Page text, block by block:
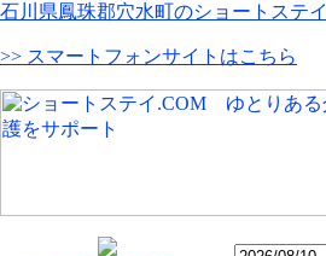
石川県鳳珠郡穴水町のショートステイ
>> スマートフォンサイトはこちら